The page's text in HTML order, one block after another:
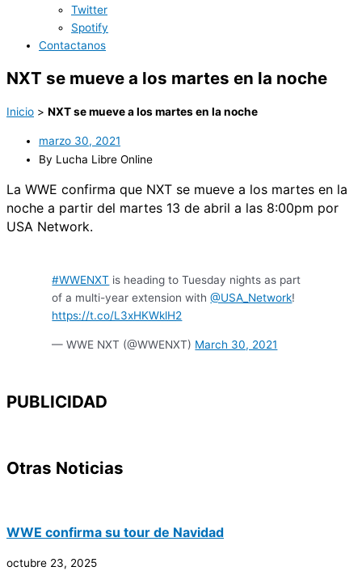
Twitter
Spotify
Contactanos
NXT se mueve a los martes en la noche
Inicio > NXT se mueve a los martes en la noche
marzo 30, 2021
By Lucha Libre Online
La WWE confirma que NXT se mueve a los martes en la
noche a partir del martes 13 de abril a las 8:00pm por
USA Network.
#WWENXT is heading to Tuesday nights as part
of a multi-year extension with@USA_Network!
https://t.co/L3xHKWklH2
— WWE NXT (@WWENXT) March 30, 2021
PUBLICIDAD
Otras Noticias
WWE confirma su tour de Navidad
octubre 23, 2025